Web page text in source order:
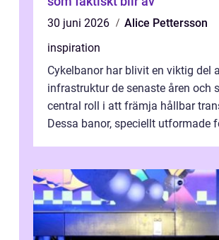
30 juni 2026
Alice Pettersson
inspiration
Cykelbanor har blivit en viktig del
infrastruktur de senaste åren och
central roll i att främja hållbar
Dessa banor, speciellt utformade